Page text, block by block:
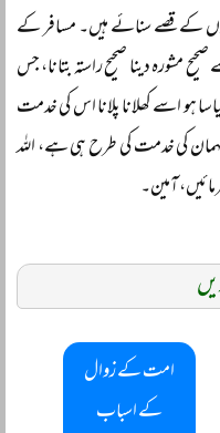
کے قصے سنائے ہیں۔ مسافر کے
مشورہ دینا صحیح راستہ بتانا، جس
ہو اسے کھلانا پلانا اس کی خدمت
کی خدمت کی طرح ہی ہے، اللہ
آمین۔
امت کے زوال
کے اسباب